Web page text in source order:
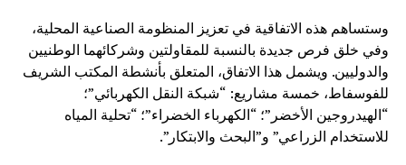
وستساهم هذه الاتفاقية في تعزيز المنظومة الصناعية المحلية،
وفي خلق فرص جديدة بالنسبة للمقاولتين وشركائهما الوطنيين
والدوليين. ويشمل هذا الاتفاق، المتعلق بأنشطة المكتب الشريف
للفوسفاط، خمسة مشاريع: “شبكة النقل الكهربائي”؛
“الهيدروجين الأخضر”؛ “الكهرباء الخضراء”؛ “تحلية المياه
للاستخدام الزراعي” و”البحث والابتكار”.